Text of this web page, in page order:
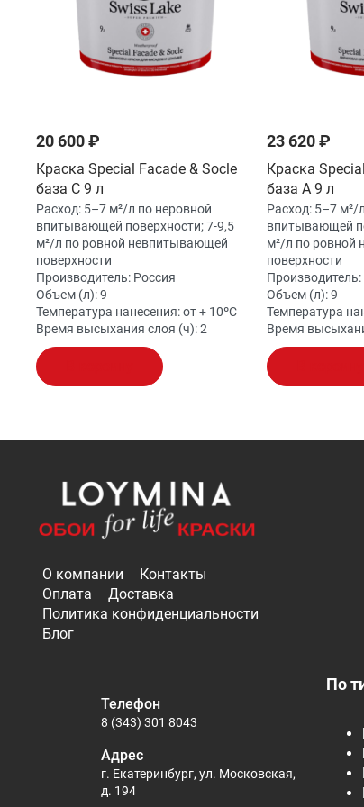
20 600 ₽
Краска Special Facade & Socle
база C 9 л
Расход: 5–7 м²/л по неровной
впитывающей поверхности; 7-9,5
м²/л по ровной невпитывающей
поверхности
Производитель: Россия
Объем (л):9
Температура нанесения:от + 10ºС
Время высыхания слоя (ч):2
23 620 ₽
Краска
база A 9 л
Расход: 5–7 м²/
впитывающей
м²/л по ровной
поверхности
Производитель:
Объем (л):9
Температура
Время
О компании
Контакты
Оплата
Доставка
Политика конфиденциальности
Блог
По
Телефон
8 (343) 301 8043
Адрес
г. Екатеринбург, ул. Московская,
д. 194